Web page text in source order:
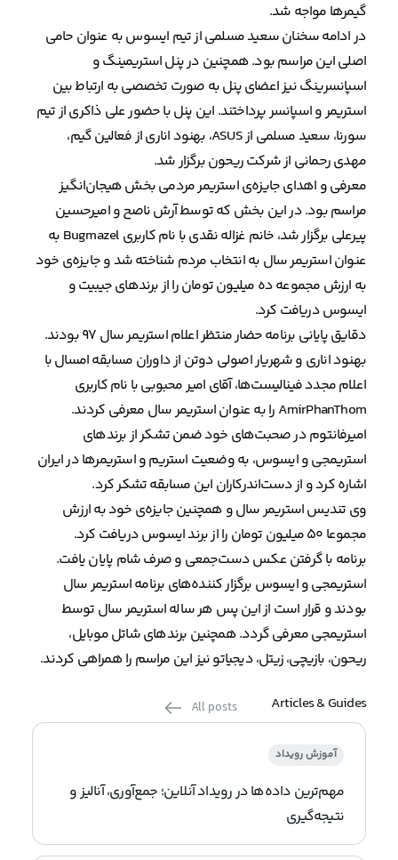
گیمرها مواجه شد.
در ادامه سخنان سعید مسلمی از تیم ایسوس به عنوان حامی
اصلی این مراسم بود. همچنین در پنل استریمینگ و
اسپانسرینگ نیز اعضای پنل به صورت تخصصی به ارتباط بین
استریمر و اسپانسر پرداختند. این پنل با حضور علی ذاکری از تیم
سورنا، سعید مسلمی از ASUS، بهنود اناری از فعالین گیم،
مهدی رحمانی از شرکت ریحون برگزار شد.
معرفی و اهدای جایزه‌ی استریمر مردمی بخش هیجان‌انگیز
مراسم بود. در این بخش که توسط آرش ناصح و امیرحسین
پیرعلی برگزار شد، خانم غزاله نقدی با نام کاربری Bugmazel به
عنوان استریمر سال به انتخاب مردم شناخته شد و جایزه‌ی خود
به ارزش مجموعه ده میلیون تومان را از برندهای جیبیت و
ایسوس دریافت کرد.
دقایق پایانی برنامه حضار منتظر اعلام استریمر سال ۹۷ بودند.
بهنود اناری و شهریار اصولی دوتن از داوران مسابقه امسال با
اعلام مجدد فینالیست‌ها، آقای امیر محبوبی با نام کاربری
AmirPhanThom را به عنوان استریمر سال معرفی کردند.
امیرفانتوم در صحبت‌های خود ضمن تشکر از برندهای
استریمجی و ایسوس، به وضعیت استریم و استریمرها در ایران
اشاره کرد و از دست‌اندرکاران این مسابقه تشکر کرد.
وی تندیس استریمر سال و همچنین جایزه‌ی خود به ارزش
مجموعا ۵۰ میلیون تومان را از برند ایسوس دریافت کرد.
برنامه با گرفتن عکس دست‌جمعی و صرف شام پایان یافت.
استریمجی و ایسوس برگزار کننده‌های برنامه استریمر سال
بودند و قرار است از این پس هر ساله استریمر سال توسط
استریمجی معرفی گردد. همچنین برندهای شاتل موبایل،
ریحون، بازیچی، زیتل، دیجیاتو نیز این مراسم را همراهی کردند.
Articles & Guides
All posts
آموزش رویداد
مهم‌ترین داده‌ها در رویداد آنلاین؛ جمع‌آوری، آنالیز و
نتیجه‌گیری